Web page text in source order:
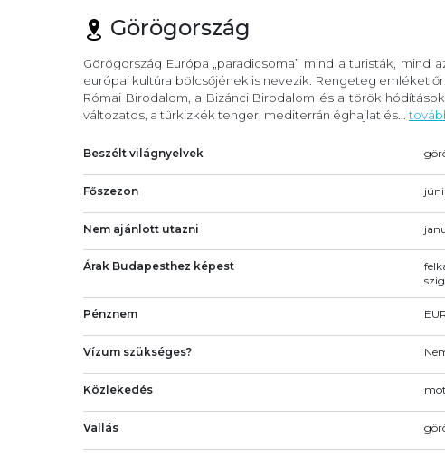
Görögország
Görögország Európa „paradicsoma” mind a turisták, mind
európai kultúra bölcsőjének is nevezik. Rengeteg emléket
Római Birodalom, a Bizánci Birodalom és a török
változatos, a türkizkék tenger, mediterrán éghajlat és...
Beszélt világnyelvek
Főszezon
Nem ajánlott utazni
Árak Budapesthez képest
Pénznem
Vízum szükséges?
Közlekedés
Vallás